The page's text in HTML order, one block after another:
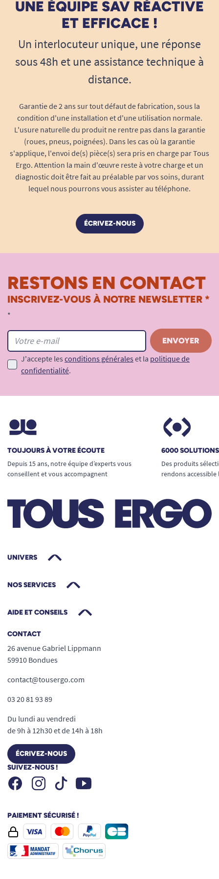
Pourquoi choisir le Coussin
ergonomique Shooldy ?
Choisir le Coussin ergonomique Shooldy, c’est
opter pour une solution modulable qui s’adapte
à votre position au lieu de vous imposer une
forme fixe. Il accompagne les moments de
un soutien stable et confortable.
Il convient aux personnes âgées, aux personnes
ayant une fragilité au niveau du bras ou de
l’épaule, mais aussi aux aidants souhaitant
prévenir les zones de pression lors d’une assise
prolongée.
déplacé d’un fauteuil à une chaise en quelques
secondes. Il ne prend pas de place et conserve
Comment utiliser son coussin Shooldy
?
En position latéral :
En position assise :
UNE ÉQUIPE SAV RÉACTIVE
ET EFFICACE !
Un interlocuteur unique, une réponse
sous 48h et une assistance technique à
distance.
Garantie de 2 ans sur tout défaut de fabrication, sous la
condition d'une installation et d'une utilisation normale.
L'usure naturelle du produit ne rentre pas dans la garantie
(roues, pneus, poignées). Dans les cas où la garantie
s'applique, l'envoi de(s) pièce(s) sera pris en charge par Tous
Ergo. Attention la main d'œuvre reste à votre charge et un
diagnostic doit être fait au préalable par vos soins, durant
lequel nous pourrons vous assister au téléphone.
ÉCRIVEZ-NOUS
RESTONS EN CONTACT
INSCRIVEZ-VOUS À NOTRE NEWSLETTER *
*
J'accepte les conditions générales et la politique de
confidentialité.
TOUJOURS À VOTRE ÉCOUTE
Depuis 15 ans, notre équipe d’experts vous
conseillent et vous accompagnent
6000
Des produits
rendons
UNIVERS
NOS SERVICES
AIDE ET CONSEILS
CONTACT
26 avenue Gabriel Lippmann
59910 Bondues
contact@tousergo.com
03 20 81 93 89
Du lundi au vendredi
de 9h à 12h30 et de 14h à 18h
ÉCRIVEZ-NOUS
SUIVEZ-NOUS !
FacebookInstagramTiktok Youtube
PAIEMENT SÉCURISÉ !